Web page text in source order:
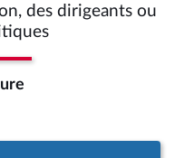
des dirigeants ou